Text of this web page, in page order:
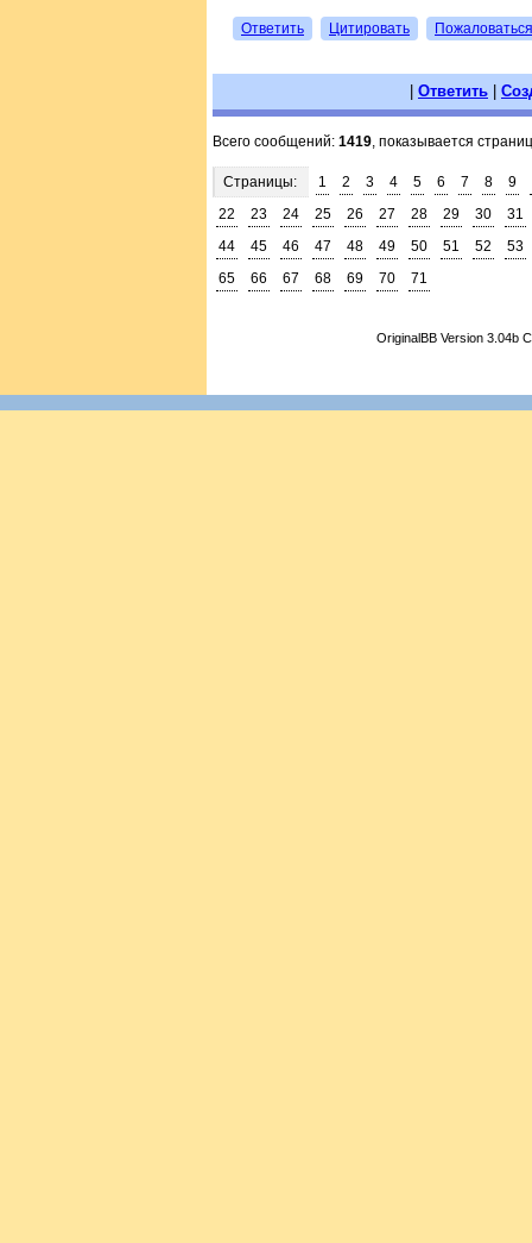
Ответить Цитировать Пожаловаться
Ответить
Всего сообщений: 1419, показывается
Страницы: 1 2 3 4 5 6 7 8
9
22
23 24 25 26 27 28 29 30
31
44
45 46 47 48 49 50 51 52
53
65
66 67 68 69 70 71
OriginalBB Version 3.04b